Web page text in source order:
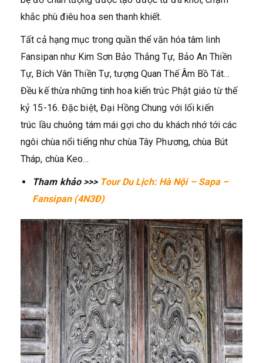
khắc phù điêu hoa sen thanh khiết.
Tất cả hạng mục trong quần thể văn hóa tâm linh
Fansipan như Kim Sơn Bảo Thắng Tự, Bảo An Thiền
Tự, Bích Vân Thiền Tự, tượng Quan Thế Âm Bồ Tát…
Đều kế thừa những tinh hoa kiến trúc Phật giáo từ thế
kỷ 15-16. Đặc biệt, Đại Hồng Chung với lối kiến
trúc lầu chuông tám mái gợi cho du khách nhớ tới các
ngôi chùa nổi tiếng như chùa Tây Phương, chùa Bút
Tháp, chùa Keo…
Tham khảo >>> Tour Du Lịch: Hà Nội – Sapa –
Fansipan (4N3Đ)